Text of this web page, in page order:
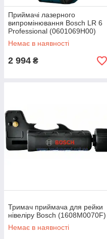
Приймачі лазерного
випромінювання Bosch LR 6
Professional (0601069H00)
Немає в наявності
2 994 ₴
Тримач приймача для рейки
нівеліру Bosch (1608M0070F)
Немає в наявності